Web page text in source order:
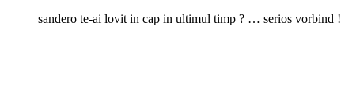
sandero te-ai lovit in cap in ultimul timp ? … serios vorbind !